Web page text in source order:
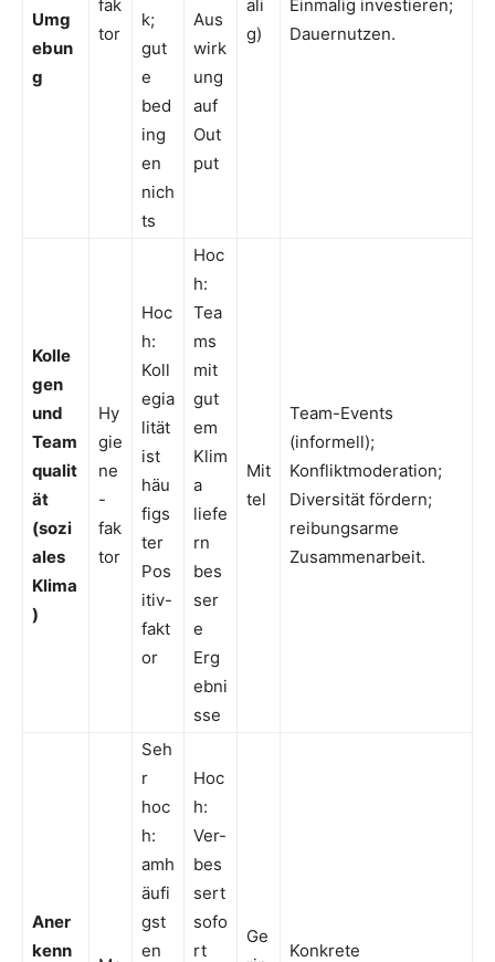
Umg
ebun
g
fak
tor
k;
gut
e
bed
ing
en
nich
ts
Aus
wirk
ung
auf
Out
put
ali
g)
Einmalig investieren;
Dauernutzen.
Kolle
gen
und
Team
qualit
ät
(sozi
ales
Klima
)
Hy
gie
ne
-
fak
tor
Hoc
h:
Koll
egia
lität
ist
häu
figs
ter
Pos
itiv-
fakt
or
Hoc
h:
Tea
ms
mit
gut
em
Klim
a
liefe
rn
bes
ser
e
Erg
ebni
sse
Mit
tel
Team-Events
(informell);
Konfliktmoderation;
Diversität fördern;
reibungsarme
Zusammenarbeit.
Aner
kenn
Seh
r
hoc
h:
amh
äufi
gst
en
Hoc
h:
Ver-
bes
sert
sofo
rt
Ge
Konkrete